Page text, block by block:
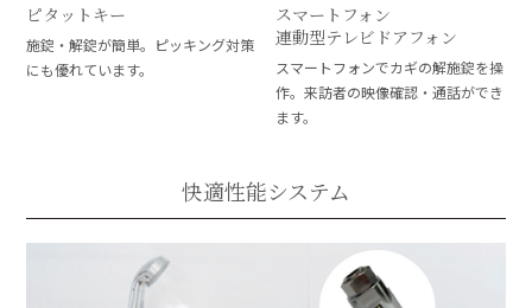
ピタットキー
施錠・解錠が簡単。ピッキング対策
にも優れています。
スマートフォン
連動型テレビドアフォン
スマートフォンでカギの解施錠を操
作。来訪者の映像確認・通話ができ
ます。
快適性能システム